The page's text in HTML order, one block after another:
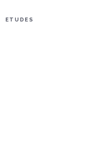
ETUDES